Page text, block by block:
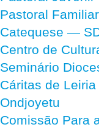
Pastoral
Catequese —
Centro de
Seminário
Cáritas de Leiria
Ondjoyetu
Comissão Para